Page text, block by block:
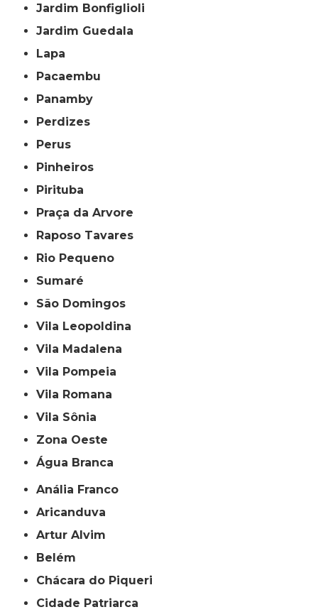
Jardim Bonfiglioli
Jardim Guedala
Lapa
Pacaembu
Panamby
Perdizes
Perus
Pinheiros
Pirituba
Praça da Arvore
Raposo Tavares
Rio Pequeno
Sumaré
São Domingos
Vila Leopoldina
Vila Madalena
Vila Pompeia
Vila Romana
Vila Sônia
Zona Oeste
Água Branca
Anália Franco
Aricanduva
Artur Alvim
Belém
Chácara do Piqueri
Cidade Patriarca